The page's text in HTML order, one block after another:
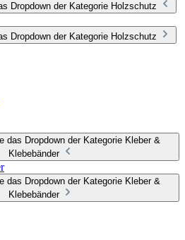
Dropdown der Kategorie Holzschutz
Dropdown der Kategorie Holzschutz
das Dropdown der Kategorie Kleber &
Klebebänder
das Dropdown der Kategorie Kleber &
Klebebänder